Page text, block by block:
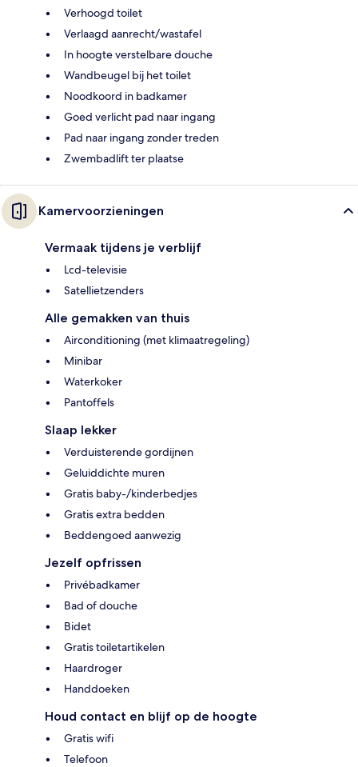
Verhoogd toilet
Verlaagd aanrecht/wastafel
In hoogte verstelbare douche
Wandbeugel bij het toilet
Noodkoord in badkamer
Goed verlicht pad naar ingang
Pad naar ingang zonder treden
Zwembadlift ter plaatse
Kamervoorzieningen
Vermaak tijdens je verblijf
Lcd-televisie
Satellietzenders
Alle gemakken van thuis
Airconditioning (met klimaatregeling)
Minibar
Waterkoker
Pantoffels
Slaap lekker
Verduisterende gordijnen
Geluiddichte muren
Gratis baby-/kinderbedjes
Gratis extra bedden
Beddengoed aanwezig
Jezelf opfrissen
Privébadkamer
Bad of douche
Bidet
Gratis toiletartikelen
Haardroger
Handdoeken
Houd contact en blijf op de hoogte
Gratis wifi
Telefoon